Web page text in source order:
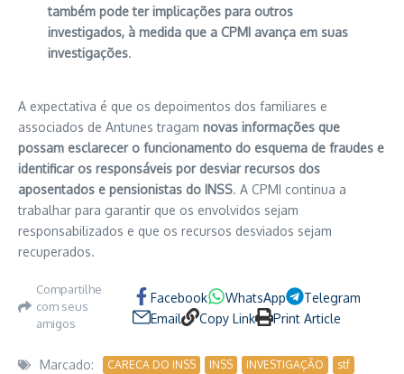
também pode ter implicações para outros
investigados, à medida que a CPMI avança em suas
investigações.
A expectativa é que os depoimentos dos familiares e
associados de Antunes tragam novas informações que
possam esclarecer o funcionamento do esquema de fraudes e
identificar os responsáveis por desviar recursos dos
aposentados e pensionistas do INSS. A CPMI continua a
trabalhar para garantir que os envolvidos sejam
responsabilizados e que os recursos desviados sejam
recuperados.
Compartilhe
com seus
amigos
Facebook WhatsApp
Telegram
Email
Copy Link Print Article
Marcado: CARECA DO INSS INSS INVESTIGAÇÃO stf